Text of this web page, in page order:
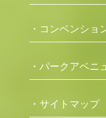
・コンベンショ
・パークアベニ
・サイトマップ